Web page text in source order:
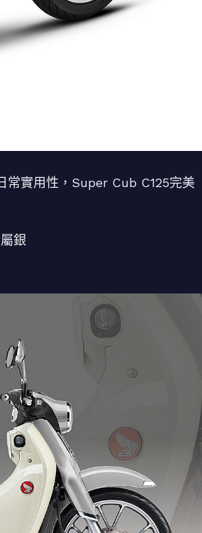
常實用性，Super Cub C125完美
銀